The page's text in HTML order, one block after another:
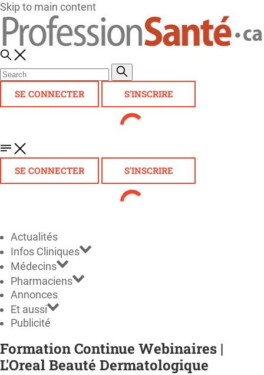
Skip to main content
SE CONNECTER S'INSCRIRE
SE CONNECTER S'INSCRIRE
Actualités
Infos Cliniques
Médecins
Pharmaciens
Annonces
Et aussi
Publicité
Formation Continue Webinaires |
L'Oreal Beauté Dermatologique